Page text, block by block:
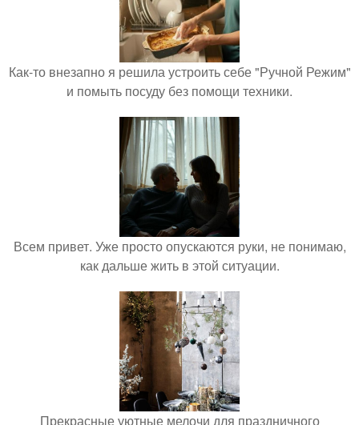
Как-то внезапно я решила устроить себе "Ручной Режим"
и помыть посуду без помощи техники.
Всем привет. Уже просто опускаются руки, не понимаю,
как дальше жить в этой ситуации.
Прекрасные уютные мелочи для праздничного